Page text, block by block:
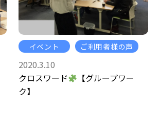
イベント ご利用者様の声
2020.3.10
クロスワード
【グループワー
ク】